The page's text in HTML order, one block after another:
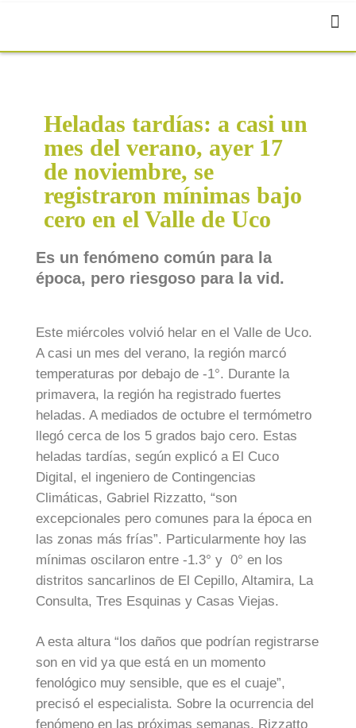
Heladas tardías: a casi un
mes del verano, ayer 17
de noviembre, se
registraron mínimas bajo
cero en el Valle de Uco
Es un fenómeno común para la
época, pero riesgoso para la vid.
Este miércoles volvió helar en el Valle de Uco.
A casi un mes del verano, la región marcó
temperaturas por debajo de -1°. Durante la
primavera, la región ha registrado fuertes
heladas. A mediados de octubre el termómetro
llegó cerca de los 5 grados bajo cero. Estas
heladas tardías, según explicó a El Cuco
Digital, el ingeniero de Contingencias
Climáticas, Gabriel Rizzatto, “son
excepcionales pero comunes para la época en
las zonas más frías”. Particularmente hoy las
mínimas oscilaron entre -1.3° y 0° en los
distritos sancarlinos de El Cepillo, Altamira, La
Consulta, Tres Esquinas y Casas Viejas.
A esta altura “los daños que podrían registrarse
son en vid ya que está en un momento
fenológico muy sensible, que es el cuaje”,
precisó el especialista. Sobre la ocurrencia del
fenómeno en las próximas semanas, Rizzatto